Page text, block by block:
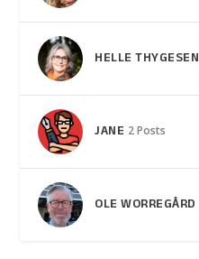
HELLE THYGESEN
JANE 2 Posts
OLE WORREGÅRD